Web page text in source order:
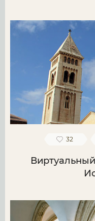
32